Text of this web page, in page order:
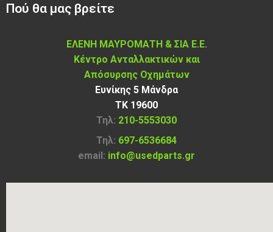
Πού θα μας βρείτε
ΕΛΕΝΗ ΜΑΥΡΟΜΑΤΗ & ΣΙΑ Ε.Ε.
Κέντρο Ανταλλακτικών και
Απόσυρσης Οχημάτων
Ευνίκης 5 Μάνδρα
ΤΚ 19600
Τηλ: 210-5553030
Τηλ: 697-6536684
email: info@usedparts.gr